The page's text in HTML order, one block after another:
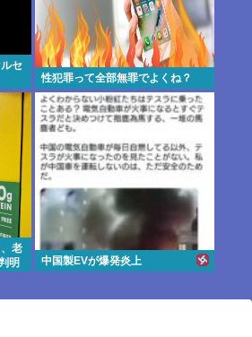
セ
性犯罪って全部無罪でよくね？
老
明
中国製EVが爆発炎上